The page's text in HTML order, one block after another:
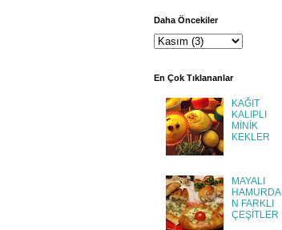
Daha Öncekiler
En Çok Tıklananlar
KAĞIT
KALIPLI
MİNİK
KEKLER
MAYALI
HAMURDA
N FARKLI
ÇEŞİTLER